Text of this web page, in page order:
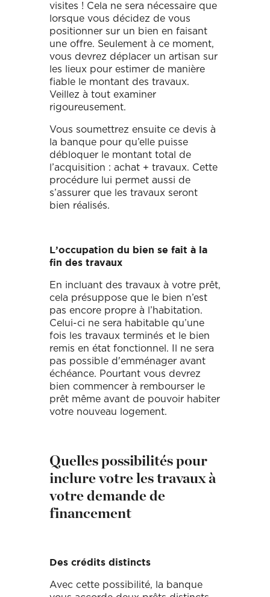
visites ! Cela ne sera nécessaire que
lorsque vous décidez de vous
positionner sur un bien en faisant
une offre. Seulement à ce moment,
vous devrez déplacer un artisan sur
les lieux pour estimer de manière
fiable le montant des travaux.
Veillez à tout examiner
rigoureusement.
Vous soumettrez ensuite ce devis à
la banque pour qu’elle puisse
débloquer le montant total de
l’acquisition : achat + travaux. Cette
procédure lui permet aussi de
s’assurer que les travaux seront
bien réalisés.
L’occupation du bien se fait à la
fin des travaux
En incluant des travaux à votre prêt,
cela présuppose que le bien n’est
pas encore propre à l’habitation.
Celui-ci ne sera habitable qu’une
fois les travaux terminés et le bien
remis en état fonctionnel. Il ne sera
pas possible d'emménager avant
échéance. Pourtant vous devrez
bien commencer à rembourser le
prêt même avant de pouvoir habiter
votre nouveau logement.
Quelles possibilités pour
inclure votre les travaux à
votre demande de
financement
Des crédits distincts
Avec cette possibilité, la banque